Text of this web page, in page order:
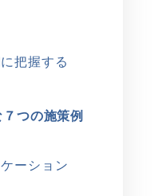
把握する
つの施策例
ーション